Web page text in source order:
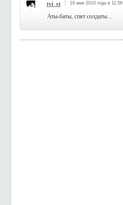
tvi_st 16 мая 2010 года в 11:56
Аты-баты, спят солдаты...